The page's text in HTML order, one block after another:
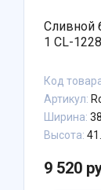
Сливной
1 CL-
Код
Артикул:
Ширина: 38
Высота:
9 520